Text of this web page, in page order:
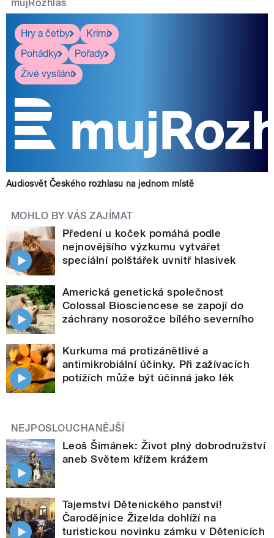
mujRozhlas
Hry a četby
Krimi
Pohádky
Pořady
Živé vysílání
Audiosvět Českého rozhlasu na jednom místě
MOHLO BY VÁS ZAJÍMAT
Předení u koček pomáhá podle
nejnovějšího výzkumu vytvářet
speciální polštářek uvnitř hlasivek
Americká genetická společnost
Colossal Biosciencese se zapojí do
záchrany nosorožce bílého severního
Kurkuma má protizánětlivé a
antimikrobiální účinky. Při zažívacích
potížích může být účinná jako lék
NEJPOSLOUCHANĚJŠÍ
Leoš Šimánek: Život plný dobrodružství
aneb Světem křížem krážem
Tajemství Dětenického panství!
Čarodějnice Žizelda dohlíží na
turistickou novinku zámku v Dětenicích